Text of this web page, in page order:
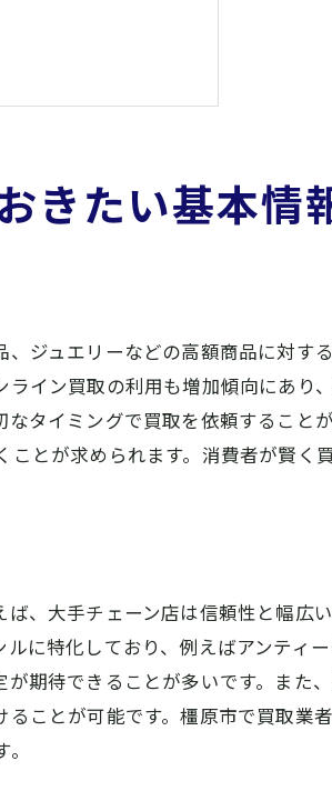
イント
手続き
買取ポイント
理
ておくべきこと
イント
のおすすめコツ
きたい基本情
ジュエリーなどの高額商品に対す
イン買取の利用も増加傾向にあり
タイミングで買取を依頼すること
とが求められます。消費者が賢く
、大手チェーン店は信頼性と幅広
に特化しており、例えばアンティ
期待できることが多いです。また
ことが可能です。橿原市で買取業